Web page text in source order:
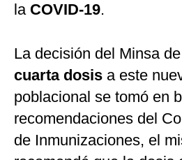
laCOVID-19.
La decisión del Minsa
cuarta dosis a este
poblacional se tomó en
recomendaciones del
de Inmunizaciones, el